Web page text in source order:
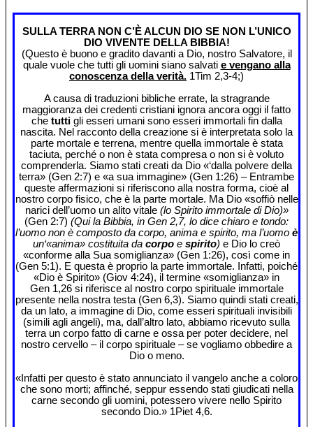
SULLA TERRA NON C’È ALCUN DIO SE NON L’UNICO
DIO VIVENTE DELLA BIBBIA!
(Questo è buono e gradito davanti a Dio, nostro Salvatore, il
quale vuole che tutti gli uomini siano salvati e vengano alla
conoscenza della verità. 1Tim 2,3-4;)
A causa di traduzioni bibliche errate, la stragrande
maggioranza dei credenti cristiani ignora ancora oggi il fatto
che tuttigli esseri umani sono esseri immortali fin dalla
nascita. Nel racconto della creazione si è interpretata solo la
parte mortale e terrena, mentre quella immortale è stata
taciuta, perché o non è stata compresa o non si è voluto
comprenderla. Siamo stati creati da Dio «‘dalla polvere della
terra» (Gen 2:7) e «a sua immagine» (Gen 1:26) – Entrambe
queste affermazioni si riferiscono alla nostra forma, cioè al
nostro corpo fisico, che è la parte mortale. Ma Dio «soffiò nelle
narici dell’uomo un alito vitale (lo Spirito immortale di Dio)»
(Gen 2:7) (Qui la Bibbia, in Gen 2,7, lo dice chiaro e tondo:
l’uomo non è composto da corpo, anima e spirito, ma l’uomo è
un‘«anima» costituita da corpo e spirito) e Dio lo creò
«conforme alla Sua somiglianza» (Gen 1:26), così come in
(Gen 5:1). E questa è proprio la parte immortale. Infatti, poiché
«Dio è Spirito» (Giov 4:24), il termine «somiglianza» in
Gen 1,26 si riferisce al nostro corpo spirituale immortale
presente nella nostra testa (Gen 6,3). Siamo quindi stati creati,
da un lato, a immagine di Dio, come esseri spirituali invisibili
(simili agli angeli), ma, dall’altro lato, abbiamo ricevuto sulla
terra un corpo fatto di carne e ossa per poter decidere, nel
nostro cervello – il corpo spirituale – se vogliamo obbedire a
Dio o meno.
«Infatti per questo è stato annunciato il vangelo anche a coloro
che sono morti; affinché, seppur essendo stati giudicati nella
carne secondo gli uomini, potessero vivere nello Spirito
secondo Dio.» 1Piet 4,6.